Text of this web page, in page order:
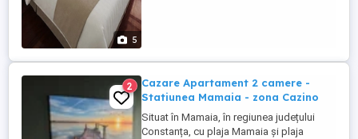
5
2
Cazare Apartament 2 camere -
Statiunea Mamaia - zona Cazino
Situat în Mamaia, în regiunea județului
Constanța, cu plaja Mamaia și plaja